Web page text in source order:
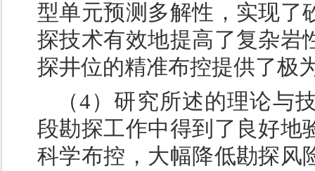
型单元预测多解性，实现了
探技术有效地提高了复杂岩
探井位的精准布控提供了极
（4）研究所述的理论与
段勘探工作中得到了良好地
科学布控，大幅降低勘探风